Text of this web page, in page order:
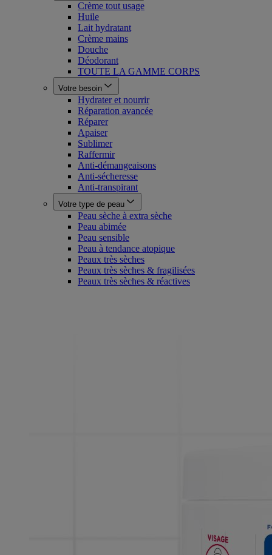
Crème tout usage
Huile
Lait hydratant
Crème mains
Douche
Déodorant
TOUTE LA GAMME CORPS
Votre besoin
Hydrater et nourrir
Réparation avancée
Réparer
Apaiser
Sublimer
Raffermir
Anti-démangeaisons
Anti-sécheresse
Anti-transpirant
Votre type de peau
Peau sèche à extra sèche
Peau abimée
Peau sensible
Peau à tendance atopique
Peaux très sèches
Peaux très sèches & fragilisées
Peaux très sèches & réactives